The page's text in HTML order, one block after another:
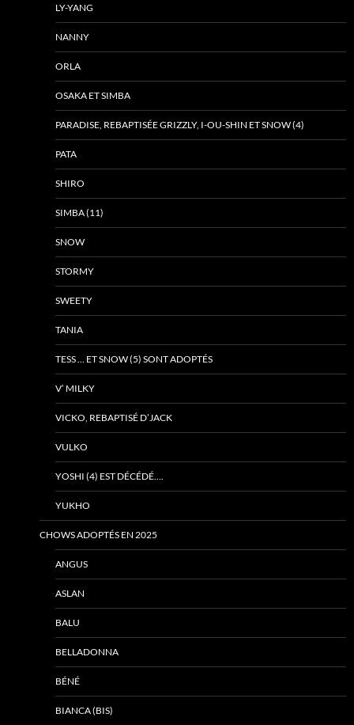
LY-YANG
NANNY
ORLA
OSAKA ET SIMBA
PARADISE, REBAPTISÉE GRIZZLY, I-OU-SHIN ET SNOW (4)
PATA
SHIRO
SIMBA (11)
SNOW
STORMY
SWEETY
TANIA
TESS … ET SNOW (5) SONT ADOPTÉS
V’ MILKY
VICKO, REBAPTISÉ D’JACK
VULKO
YOSHI (4) EST DÉCÉDÉ….
YUKHO
CHOWS ADOPTÉS EN 2025
ANGUS
ASLAN
BALU
BELLADONNA
BÉNÉ
BIANCA (BIS)